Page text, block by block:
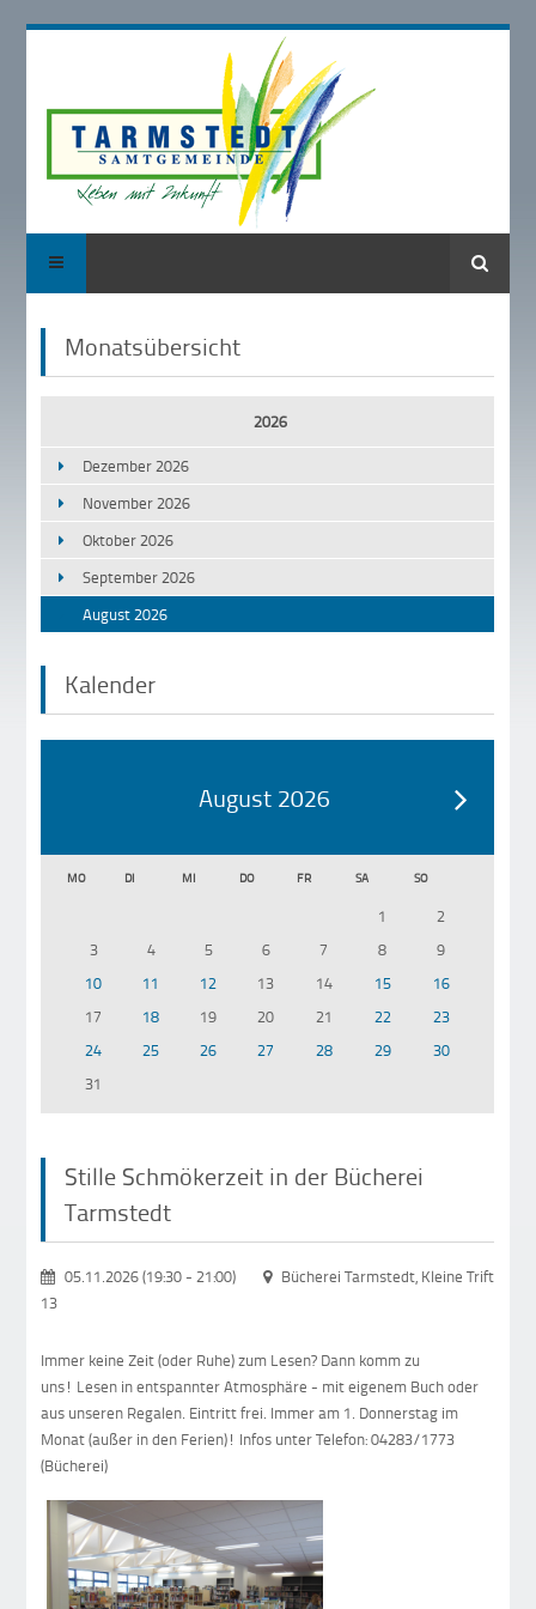
Suche
Monatsübersicht
2026
Dezember 2026
November 2026
Oktober 2026
September 2026
August 2026
Kalender
August 2026
MO DI MI DO FR SA SO
1
2
3
4 5 6 7 8
9
10
11 12 13 14 15
16
17
18 19 20 21 22
23
24
25 26 27 28 29
30
31
Stille Schmökerzeit in der Bücherei
Tarmstedt
05.11.2026 (19:30-21:00)
Bücherei Tarmstedt, Kleine Trift
13
Immer keine Zeit (oder Ruhe) zum Lesen? Dann komm zu
uns! Lesen in entspannter Atmosphäre - mit eigenem Buch oder
aus unseren Regalen. Eintritt frei. Immer am 1. Donnerstag im
Monat (außer in den Ferien)! Infos unter Telefon: 04283/1773
(Bücherei)